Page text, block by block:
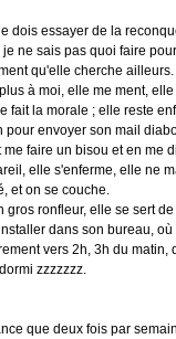
dois essayer de la
je ne sais pas quoi faire
qu'elle cherche ailleurs.
à moi, elle me ment,
fait la morale ; elle reste
pour envoyer son mail
faire un bisou et en me
elle s'enferme, elle ne
et on se couche.
gros ronfleur, elle se sert
dans son bureau,
vers 2h, 3h du matin,
zzzzzzz.
que deux fois par